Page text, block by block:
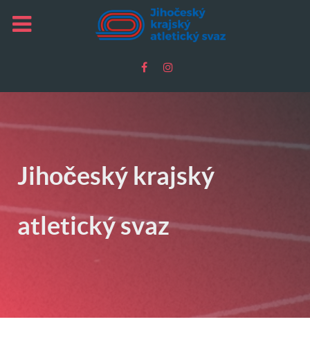
Jihočeský krajský
atletický svaz